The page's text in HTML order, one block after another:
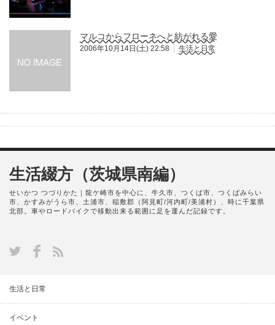
マルコからフローネへと紡がれる愛
2006年10月14日(土) 22:58 生活と日常
生活綴方（茨城県南編）
せいかつ つづりかた｜龍ケ崎市を中心に、牛久市、つくば市、つくばみらい
市、かすみがうら市、土浦市、稲敷郡（阿見町/河内町/美浦村）、時に千葉県
北部。車やロードバイクで移動出来る範囲に足を運んだ記録です。
生活と日常
イベント